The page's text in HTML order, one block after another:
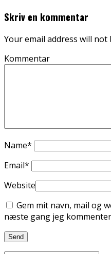
Skriv en kommentar
Your email address will not
Kommentar
Name*
Email*
Website
Gem mit navn, mail og
næste gang jeg